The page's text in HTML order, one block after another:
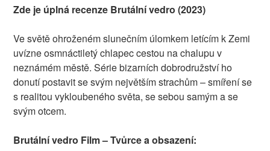
Zde je úplná recenze Brutální vedro (2023)
Ve světě ohroženém slunečním úlomkem letícím k Zemi
uvízne osmnáctiletý chlapec cestou na chalupu v
neznámém městě. Série bizarních dobrodružství ho
donutí postavit se svým největším strachům – smíření se
s realitou vykloubeného světa, se sebou samým a se
svým otcem.
Brutální vedro Film – Tvůrce a obsazení: